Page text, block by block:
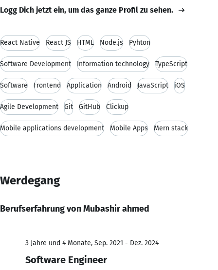
Logg Dich jetzt ein, um das ganze Profil zu sehen.
React Native React JS HTML Node.js Pyhton
Software Development Information technology TypeScript
Software Frontend Application Android JavaScript iOS
Agile Development Git GitHub Clickup
Mobile applications development Mobile Apps Mern stack
Werdegang
Berufserfahrung von Mubashir ahmed
3 Jahre und 4 Monate, Sep. 2021 - Dez. 2024
Software Engineer